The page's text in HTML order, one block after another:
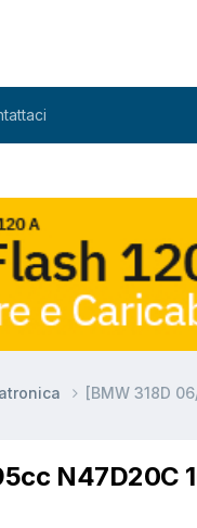
[BMW 318D
N47D20C